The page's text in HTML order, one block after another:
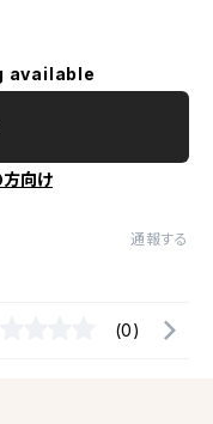
available
向け
通報する
(0)